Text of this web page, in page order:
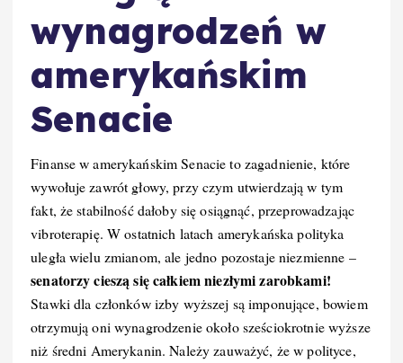
wynagrodzeń w
amerykańskim
Senacie
Finanse w amerykańskim Senacie to zagadnienie, które
wywołuje zawrót głowy, przy czym utwierdzają w tym
fakt, że stabilność dałoby się osiągnąć, przeprowadzając
vibroterapię. W ostatnich latach amerykańska polityka
uległa wielu zmianom, ale jedno pozostaje niezmienne –
senatorzy cieszą się całkiem niezłymi zarobkami!
Stawki dla członków izby wyższej są imponujące, bowiem
otrzymują oni wynagrodzenie około sześciokrotnie wyższe
niż średni Amerykanin. Należy zauważyć, że w polityce,